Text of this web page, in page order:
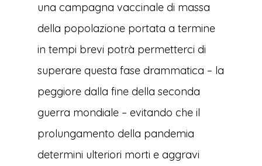
una campagna vaccinale di massa
della popolazione portata a termine
in tempi brevi potrà permetterci di
superare questa fase drammatica – la
peggiore dalla fine della seconda
guerra mondiale – evitando che il
prolungamento della pandemia
determini ulteriori morti e aggravi